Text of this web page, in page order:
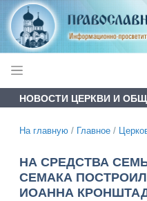
НОВОСТИ ЦЕРКВИ И
На главную / Главное /
НА СРЕДСТВА
СЕМАКА
ИОАННА